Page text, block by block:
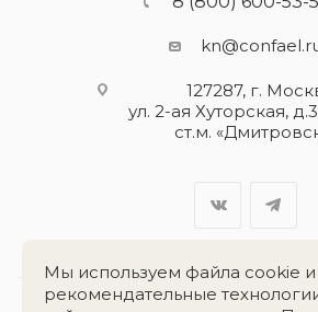
127287, г.
ул. 2-ая Хуторская,
ст.м.
Мы используем файла cookie и
рекомендательные